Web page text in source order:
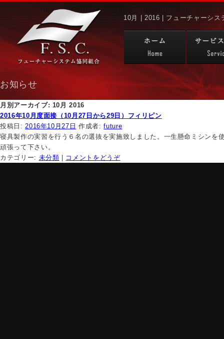
10月 | 2016 | フューチャーシス
お知らせ
月別アーカイブ: 10月 2016
2016年10月度面接（10月27日から29日）フィリピン
投稿日: 2016年10月27日 作成者: future
寝具製作の実習を行う６名の選抜を実施致しました。一生懸命ミシン
頑張って下さい。
カテゴリー: 未分類 コメントをどうぞ